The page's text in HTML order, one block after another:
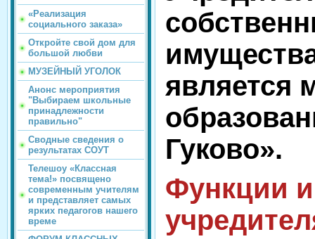
«Реализация
социального заказа»
Откройте свой дом для
большой любви
МУЗЕЙНЫЙ УГОЛОК
Анонс мероприятия
"Выбираем школьные
принадлежности
правильно"
Сводные сведения о
результатах СОУТ
Телешоу «Классная
тема!» посвящено
современным учителям
и представляет самых
ярких педагогов нашего
време
является
Гуково».
Функции